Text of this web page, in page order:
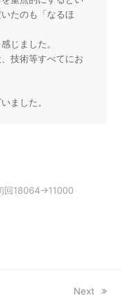
たのも「なるほ
じました。
技術等すべてにお
ました。
回18064→11000
next
Next